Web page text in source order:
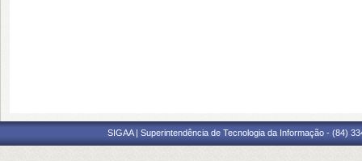
SIGAA | Superintendência de Tecnologia da Informação - (84)